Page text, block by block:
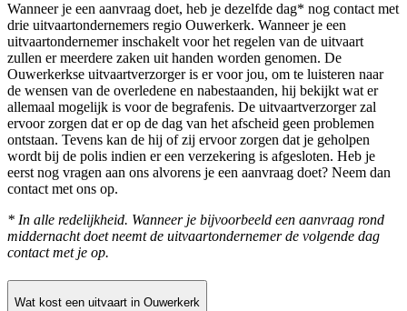
Wanneer je een aanvraag doet, heb je dezelfde dag* nog contact met
drie uitvaartondernemers regio Ouwerkerk. Wanneer je een
uitvaartondernemer inschakelt voor het regelen van de uitvaart
zullen er meerdere zaken uit handen worden genomen. De
Ouwerkerkse uitvaartverzorger is er voor jou, om te luisteren naar
de wensen van de overledene en nabestaanden, hij bekijkt wat er
allemaal mogelijk is voor de begrafenis. De uitvaartverzorger zal
ervoor zorgen dat er op de dag van het afscheid geen problemen
ontstaan. Tevens kan de hij of zij ervoor zorgen dat je geholpen
wordt bij de polis indien er een verzekering is afgesloten. Heb je
eerst nog vragen aan ons alvorens je een aanvraag doet? Neem dan
contact met ons op.
* In alle redelijkheid. Wanneer je bijvoorbeeld een aanvraag rond
middernacht doet neemt de uitvaartondernemer de volgende dag
contact met je op.
Wat kost een uitvaart in Ouwerkerk